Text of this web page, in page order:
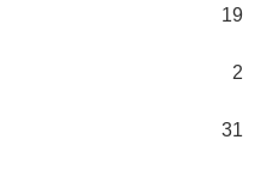
19
2
31